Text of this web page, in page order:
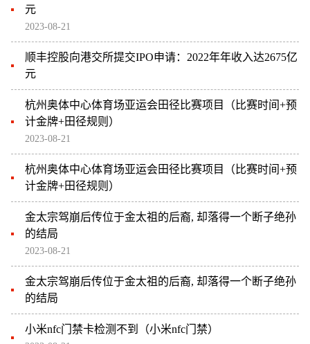
元
2023-08-21
顺丰控股向港交所提交IPO申请：2022年年收入达2675亿
元
杭州奥体中心体育场亚运会田径比赛项目（比赛时间+预
计金牌+田径规则）
2023-08-21
杭州奥体中心体育场亚运会田径比赛项目（比赛时间+预
计金牌+田径规则）
金太宗驾崩后传位于金太祖的后裔, 却落得一个断子绝孙
的结局
2023-08-21
金太宗驾崩后传位于金太祖的后裔, 却落得一个断子绝孙
的结局
小米nfc门禁卡检测不到（小米nfc门禁）